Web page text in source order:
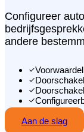
Configureer
andere
Aan de slag